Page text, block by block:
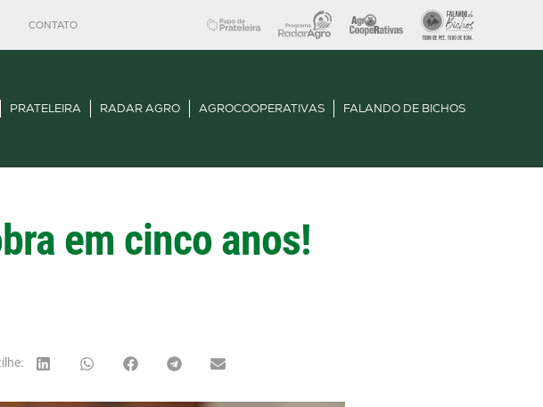
CONTATO
PRATELEIRA RADAR AGRO AGROCOOPERATIVAS FALANDO DE BICHOS
em cinco anos!